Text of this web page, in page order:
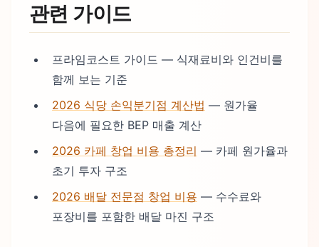
관련 가이드
프라임코스트 가이드 — 식재료비와 인건비를
함께 보는 기준
2026 식당 손익분기점 계산법 — 원가율
다음에 필요한 BEP 매출 계산
2026 카페 창업 비용 총정리 — 카페 원가율과
초기 투자 구조
2026 배달 전문점 창업 비용 — 수수료와
포장비를 포함한 배달 마진 구조